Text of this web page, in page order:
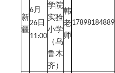
新
疆
6月
26日
11:00
学院
实验
小学
（乌
鲁木
齐）
韩
老
师
17898184889